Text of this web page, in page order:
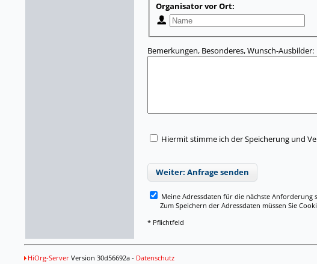
Organisator vor Ort:
Bemerkungen, Besonderes, Wunsch-Ausbilder:
Hiermit stimme ich der Speicherung und
Weiter: Anfrage senden
Meine Adressdaten für die nächste Anforderung
Zum Speichern der Adressdaten müssen Sie
* Pflichtfeld
HiOrg-Server Version 30d56692a - Datenschutz